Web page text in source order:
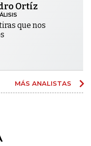
Ortíz
que nos
MÁS ANALISTAS